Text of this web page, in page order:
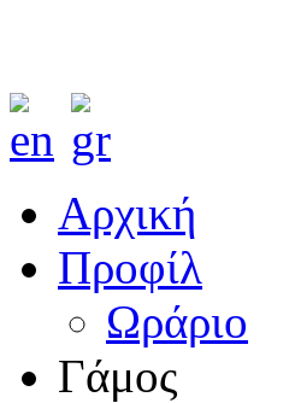
Αρχική
Προφίλ
Ωράριο
Γάμος